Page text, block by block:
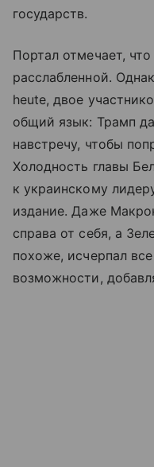
государств.
Портал отмечает,
расслабленной.
heute, двое
общий язык: Трамп
навстречу, чтобы
Холодность главы
к украинскому
издание. Даже
справа от себя, а
похоже, исчерпал
возможности,